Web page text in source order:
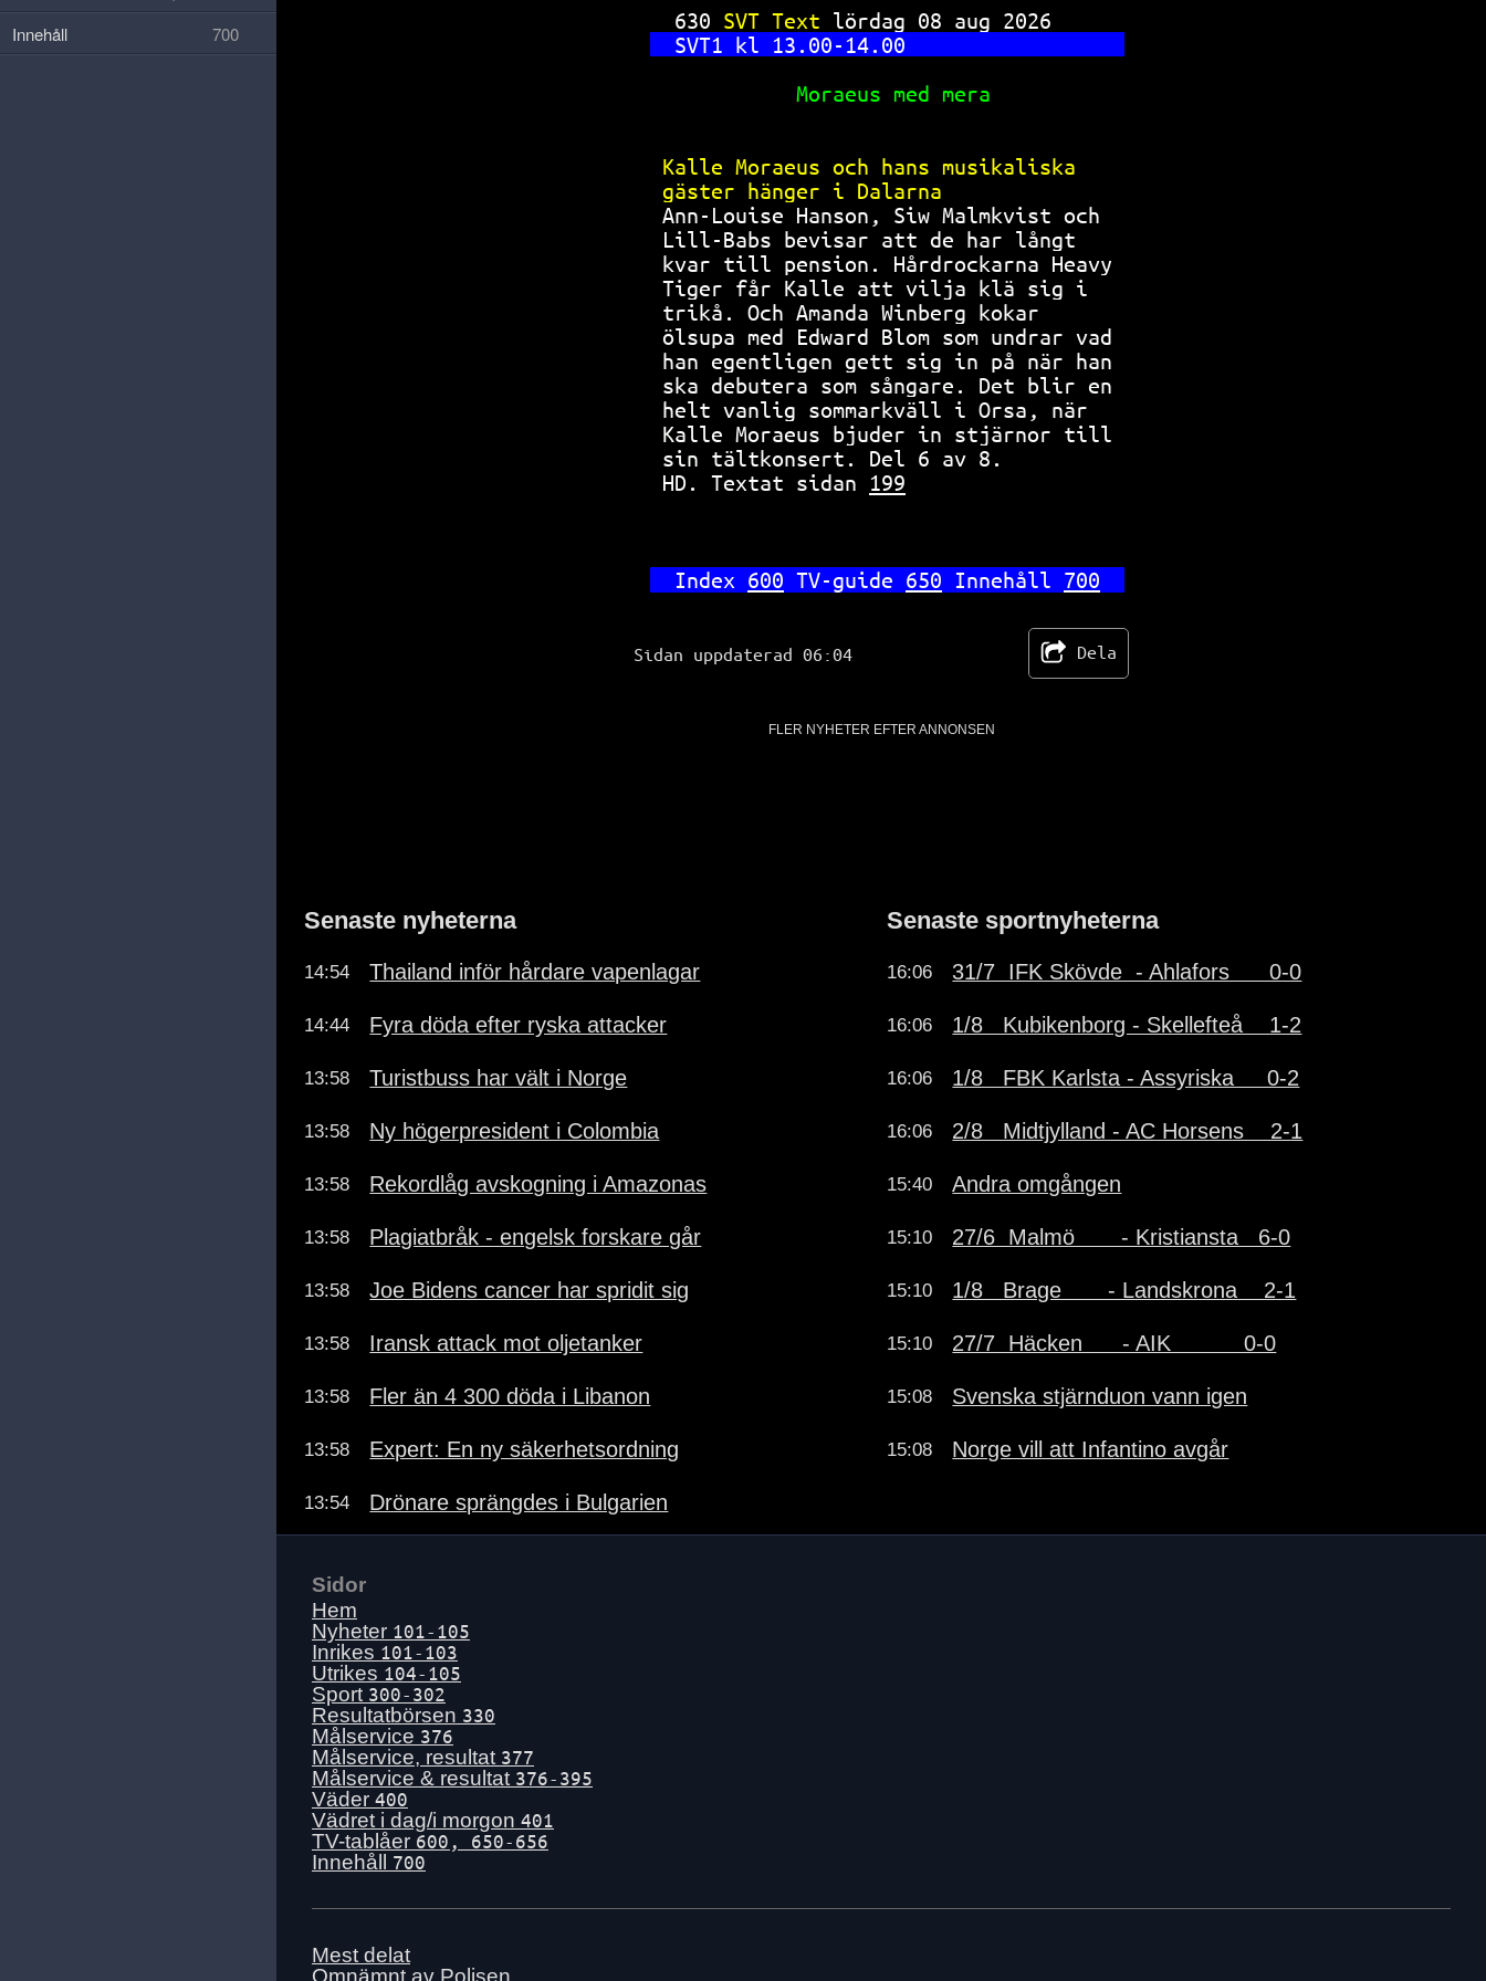
630 SVT Text lördag 08 aug 2026
SVT1 kl 13.00-14.00
Moraeus med mera
Kalle Moraeus och hans musikaliska
gäster hänger i Dalarna
Ann-Louise Hanson, Siw Malmkvist och
Lill-Babs bevisar att de har långt
kvar till pension. Hårdrockarna Heavy
Tiger får Kalle att vilja klä sig i
trikå. Och Amanda Winberg kokar
ölsupa med Edward Blom som undrar vad
han egentligen gett sig in på när han
ska debutera som sångare. Det blir en
helt vanlig sommarkväll i Orsa, när
Kalle Moraeus bjuder in stjärnor till
sin tältkonsert. Del 6 av 8.
HD. Textat sidan 199
Index 600 TV-guide 650 Innehåll 700
Sidan uppdaterad 06:04 Dela
FLER NYHETER EFTER ANNONSEN
Senaste nyheterna
14:54 Thailand inför hårdare vapenlagar
14:44 Fyra döda efter ryska attacker
13:58 Turistbuss har vält i Norge
13:58 Ny högerpresident i Colombia
13:58 Rekordlåg avskogning i Amazonas
13:58 Plagiatbråk - engelsk forskare går
13:58 Joe Bidens cancer har spridit sig
13:58 Iransk attack mot oljetanker
13:58 Fler än 4 300 döda i Libanon
13:58 Expert: En ny säkerhetsordning
13:54 Drönare sprängdes i Bulgarien
Senaste sportnyheterna
16:06 31/7  IFK Skövde  - Ahlafors      0-0
16:06 1/8   Kubikenborg - Skellefteå    1-2
16:06 1/8   FBK Karlsta - Assyriska     0-2
16:06 2/8   Midtjylland - AC Horsens    2-1
15:40 Andra omgången
15:10 27/6  Malmö       - Kristiansta   6-0
15:10 1/8   Brage       - Landskrona    2-1
15:10 27/7  Häcken      - AIK           0-0
15:08 Svenska stjärnduon vann igen
15:08 Norge vill att Infantino avgår
Sidor
Hem
Nyheter 101-105
Inrikes 101-103
Utrikes 104-105
Sport 300-302
Resultatbörsen 330
Målservice 376
Målservice, resultat 377
Målservice & resultat 376-395
Väder 400
Vädret i dag/i morgon 401
TV-tablåer 600, 650-656
Innehåll 700
Mest delat
Omnämnt av Polisen
Innehåll
700